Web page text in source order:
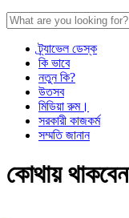
ট্র্যাভেল ডেস্ক
কি ভাবে
নতুন কি?
উতসব
মিডিয়া রুম।
সরকারী কাজকর্ম
সম্মতি জানান
কোথায় থাকবেন